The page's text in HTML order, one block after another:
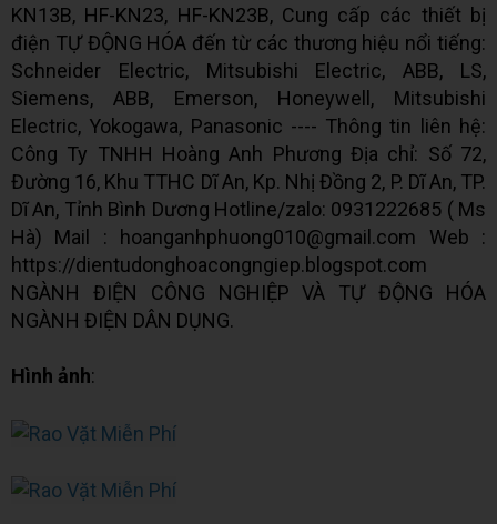
KN13B, HF-KN23, HF-KN23B, Cung cấp các thiết bị
điện TỰ ĐỘNG HÓA đến từ các thương hiệu nổi tiếng:
Schneider Electric, Mitsubishi Electric, ABB, LS,
Siemens, ABB, Emerson, Honeywell, Mitsubishi
Electric, Yokogawa, Panasonic ---- Thông tin liên hệ:
Công Ty TNHH Hoàng Anh Phương Địa chỉ: Số 72,
Đường 16, Khu TTHC Dĩ An, Kp. Nhị Đồng 2, P. Dĩ An, TP.
Dĩ An, Tỉnh Bình Dương Hotline/zalo: 0931222685 ( Ms
Hà) Mail : hoanganhphuong010@gmail.com Web :
https://dientudonghoacongngiep.blogspot.com
NGÀNH ĐIỆN CÔNG NGHIỆP VÀ TỰ ĐỘNG HÓA
NGÀNH ĐIỆN DÂN DỤNG.
Hình ảnh: